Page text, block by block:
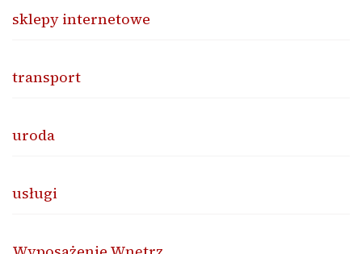
sklepy internetowe
transport
uroda
usługi